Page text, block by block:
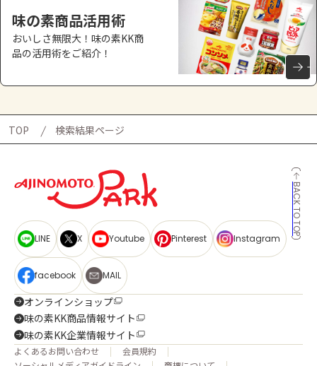
味の素商品活用術
おいしさ無限大！味の素KK商
品の活用術をご紹介！
TOP 検索結果ページ
BACK TO TOP
LINE X Youtube Pinterest Instagram
facebook MAIL
オンラインショップ
味の素KK商品情報サイト
味の素KK企業情報サイト
よくあるお問い合わせ
会員規約